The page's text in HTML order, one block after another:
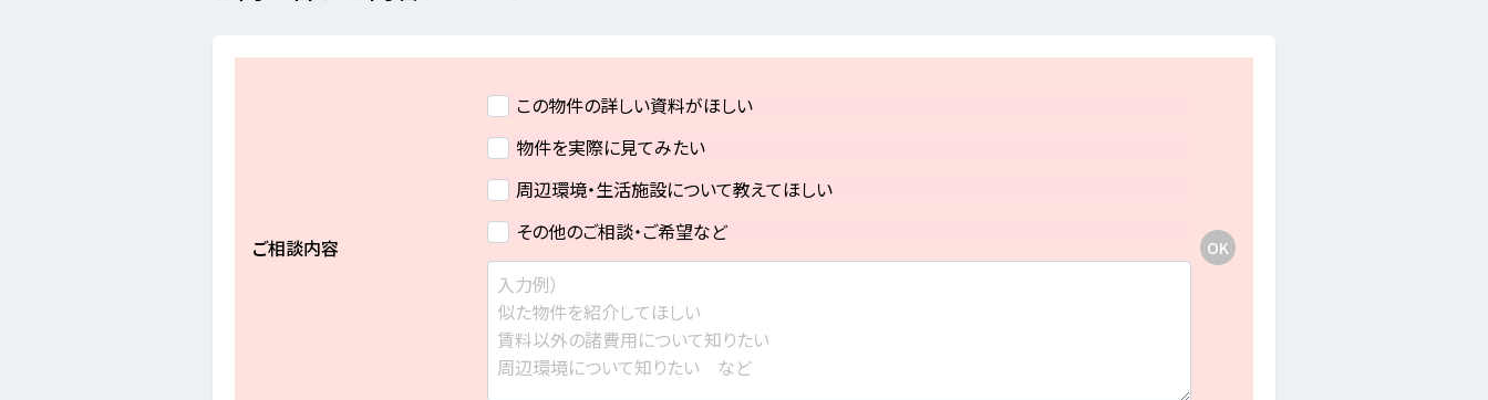
ご相談内容
この物件の詳しい資料がほしい
物件を実際に見てみたい
周辺環境・生活施設について教えてほしい
その他のご相談・ご希望など